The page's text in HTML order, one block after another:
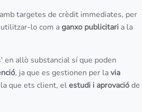
amb targetes de crèdit immediates, per
lo com aganxo publicitari a la
en allò substancial sí que poden
, ja que es gestionen per lavia
que ets client, elestudi i aprovacióde